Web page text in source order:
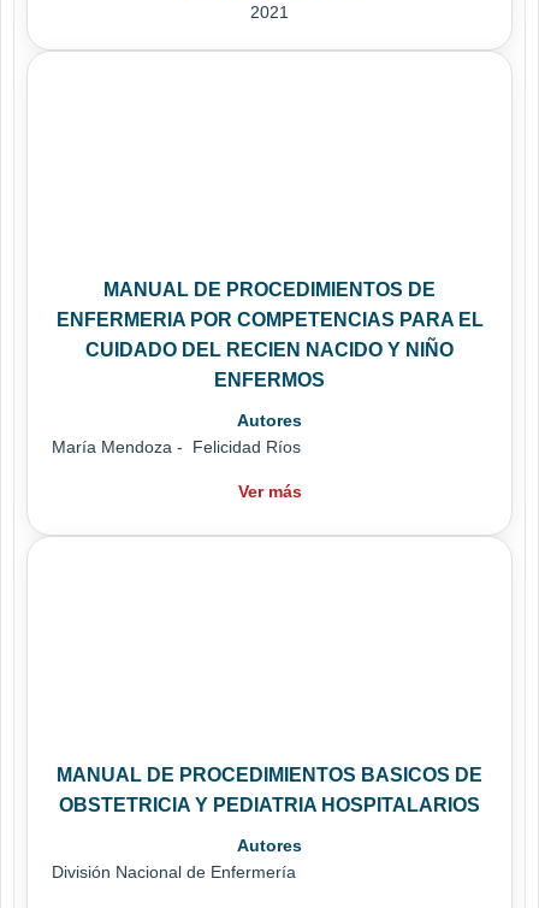
2021
MANUAL DE PROCEDIMIENTOS DE
ENFERMERIA POR COMPETENCIAS PARA EL
CUIDADO DEL RECIEN NACIDO Y NIÑO
ENFERMOS
Autores
María Mendoza - Felicidad Ríos
Ver más
MANUAL DE PROCEDIMIENTOS BASICOS DE
OBSTETRICIA Y PEDIATRIA HOSPITALARIOS
Autores
División Nacional de Enfermería